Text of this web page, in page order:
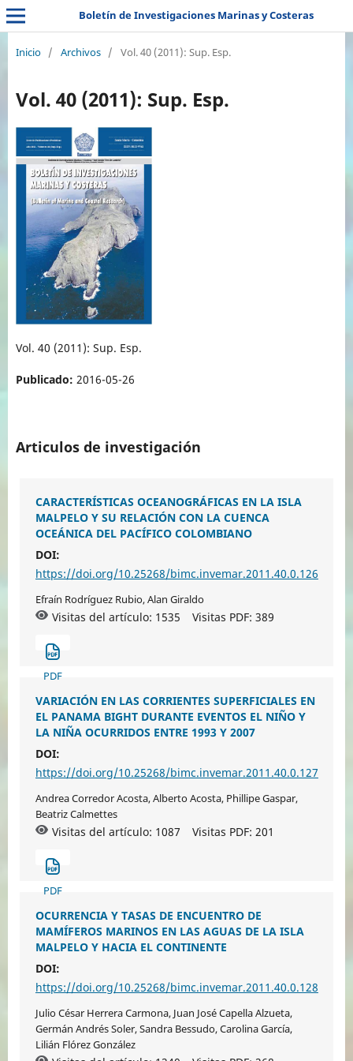
Boletín de Investigaciones Marinas y Costeras
Inicio / Archivos / Vol. 40 (2011): Sup. Esp.
Vol. 40 (2011): Sup. Esp.
Vol. 40 (2011): Sup. Esp.
Publicado: 2016-05-26
Articulos de investigación
CARACTERÍSTICAS OCEANOGRÁFICAS EN LA ISLA
MALPELO Y SU RELACIÓN CON LA CUENCA
OCEÁNICA DEL PACÍFICO COLOMBIANO
DOI:
https://doi.org/10.25268/bimc.invemar.2011.40.0.126
Efraín Rodríguez Rubio, Alan Giraldo
Visitas del artículo: 1535 Visitas PDF: 389
PDF
VARIACIÓN EN LAS CORRIENTES SUPERFICIALES EN
EL PANAMA BIGHT DURANTE EVENTOS EL NIÑO Y
LA NIÑA OCURRIDOS ENTRE 1993 Y 2007
DOI:
https://doi.org/10.25268/bimc.invemar.2011.40.0.127
Andrea Corredor Acosta, Alberto Acosta, Phillipe Gaspar,
Beatriz Calmettes
Visitas del artículo: 1087 Visitas PDF: 201
PDF
OCURRENCIA Y TASAS DE ENCUENTRO DE
MAMÍFEROS MARINOS EN LAS AGUAS DE LA ISLA
MALPELO Y HACIA EL CONTINENTE
DOI:
https://doi.org/10.25268/bimc.invemar.2011.40.0.128
Julio César Herrera Carmona, Juan José Capella Alzueta,
Germán Andrés Soler, Sandra Bessudo, Carolina García,
Lilián Flórez González